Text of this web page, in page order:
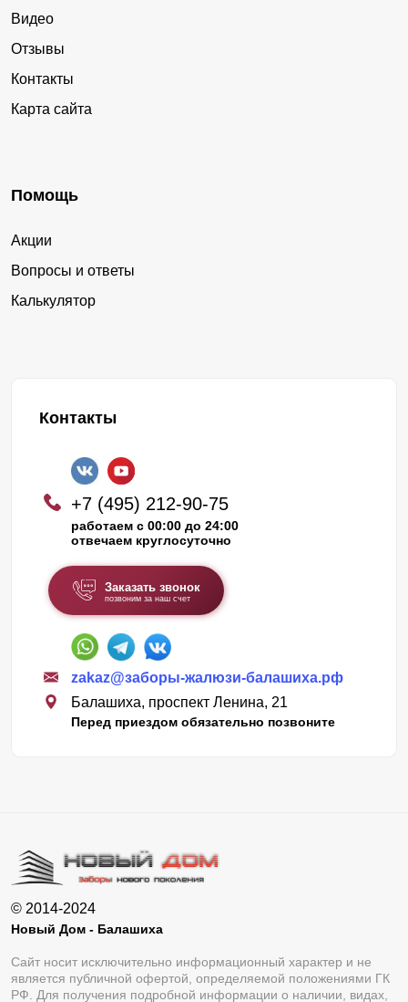
Видео
Отзывы
Контакты
Карта сайта
Помощь
Акции
Вопросы и ответы
Калькулятор
Контакты
+7 (495) 212-90-75
работаем с 00:00 до 24:00
отвечаем круглосуточно
Заказать звонок
позвоним за наш счет
zakaz@заборы-жалюзи-балашиха.рф
Балашиха, проспект Ленина, 21
Перед приездом обязательно позвоните
© 2014-2024
Новый Дом - Балашиха
Сайт носит исключительно информационный характер и не
является публичной офертой, определяемой положениями ГК
РФ. Для получения подробной информации о наличии, видах,